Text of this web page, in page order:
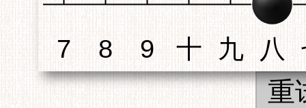
重